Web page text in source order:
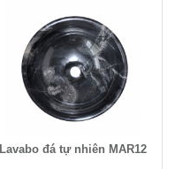
Lavabo đá tự nhiên MAR12